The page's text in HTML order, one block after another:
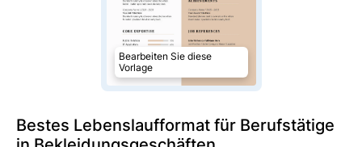
Bearbeiten Sie diese
Vorlage
Bestes Lebenslaufformat für Berufstätige